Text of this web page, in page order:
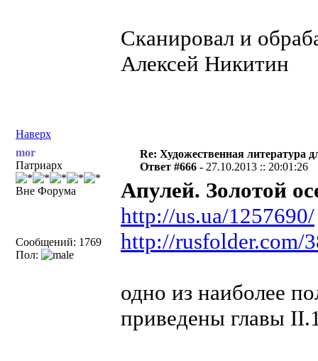
Сканировал и
Алексей Никитин
Наверх
mor
Патриарх
Вне Форума
Сообщений: 1769
Пол:
Re: Художественная литература
Ответ #666 - 27.10.2013 :: 20:01:26
Апулей. Золотой
http://us.ua/1257690/
http://rusfolder.com/
одно из наиболее
приведены главы